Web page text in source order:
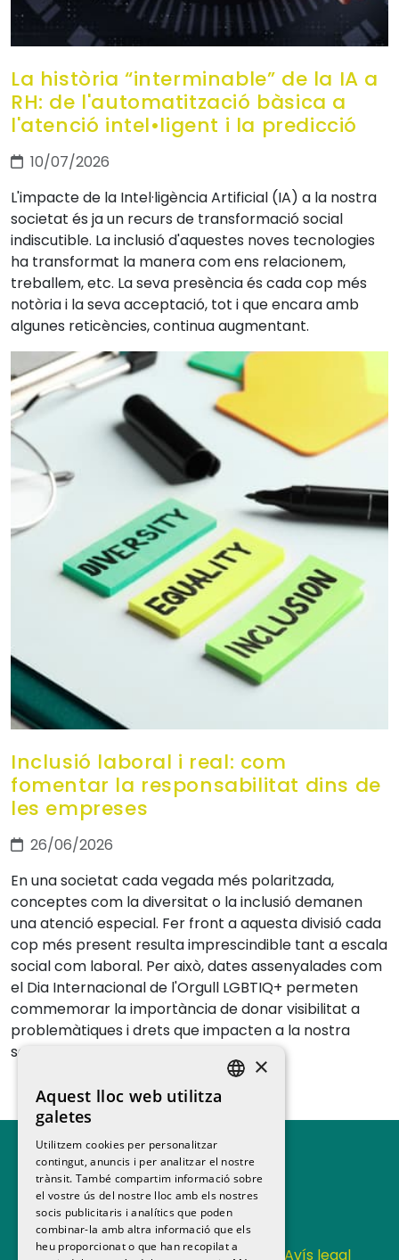
La història “interminable” de la IA a
RH: de l'automatització bàsica a
l'atenció intel•ligent i la predicció
10/07/2026
L'impacte de la Intel·ligència Artificial (IA) a la nostra
societat és ja un recurs de transformació social
indiscutible. La inclusió d'aquestes noves tecnologies
ha transformat la manera com ens relacionem,
treballem, etc. La seva presència és cada cop més
notòria i la seva acceptació, tot i que encara amb
algunes reticències, continua augmentant.
Inclusió laboral i real: com
fomentar la responsabilitat dins de
les empreses
26/06/2026
En una societat cada vegada més polaritzada,
conceptes com la diversitat o la inclusió demanen
una atenció especial. Fer front a aquesta divisió cada
cop més present resulta imprescindible tant a escala
social com laboral. Per això, dates assenyalades com
el Dia Internacional de l'Orgull LGBTIQ+ permeten
commemorar la importància de donar visibilitat a
problemàtiques i drets que impacten a la nostra
societat.
Contacta Política de privacitat Avís legal
×
Aquest lloc web utilitza
galetes
Utilitzem cookies per personalitzar
contingut, anuncis i per analitzar el nostre
trànsit. També compartim informació sobre
el vostre ús del nostre lloc amb els nostres
socis publicitaris i analítics que poden
combinar-la amb altra informació que els
heu proporcionat o que han recopilat a